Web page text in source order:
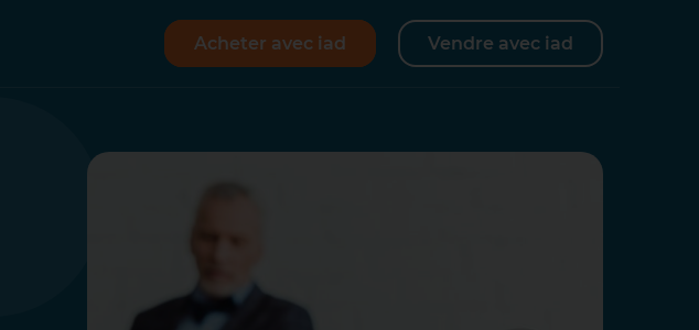
Acheter avec iad Vendre avec iad